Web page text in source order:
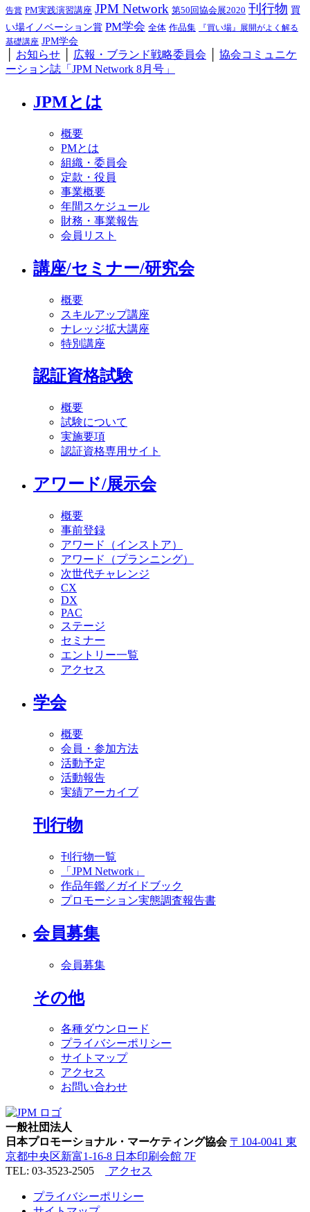
告賞 PM実践演習講座 JPM Network 第50回協会展2020 刊行物 買
い場イノベーション賞 PM学会 全体 作品集
『買い場』展開がよく解る
基礎講座 JPM学会
お知らせ 広報・ブランド戦略委員会
協会コミュニケ
ーション誌「JPM Network 8月号」
JPMとは
概要
PMとは
組織・委員会
定款・役員
事業概要
年間スケジュール
財務・事業報告
会員リスト
講座/セミナー/研究会
概要
スキルアップ講座
ナレッジ拡大講座
特別講座
認証資格試験
概要
試験について
実施要項
認証資格専用サイト
アワード/展示会
概要
事前登録
アワード（インストア）
アワード（プランニング）
次世代チャレンジ
CX
DX
PAC
ステージ
セミナー
エントリー一覧
アクセス
学会
概要
会員・参加方法
活動予定
活動報告
実績アーカイブ
刊行物
刊行物一覧
「JPM Network」
作品年鑑／ガイドブック
プロモーション実態調査報告書
会員募集
会員募集
その他
各種ダウンロード
プライバシーポリシー
サイトマップ
アクセス
お問い合わせ
一般社団法人
日本プロモーショナル・マーケティング協会 〒104-0041 東
京都中央区新富1-16-8 日本印刷会館 7F
TEL: 03-3523-2505
アクセス
プライバシーポリシー